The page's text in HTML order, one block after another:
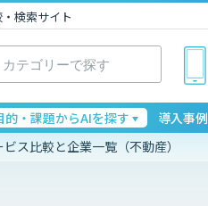
検索サイト
的・課題からAIを探す 導入事例
ス比較と企業一覧（不動産）